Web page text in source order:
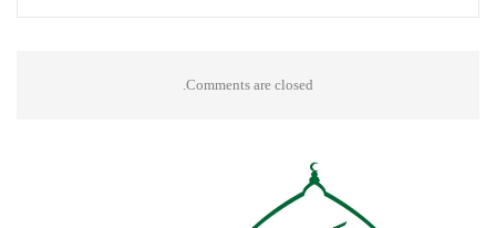
Comments are closed.